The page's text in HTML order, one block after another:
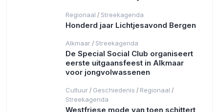
Regionaal / Streekagenda
Honderd jaar Lichtjesavond Bergen
Alkmaar / Streekagenda
De Special Social Club organiseert
eerste uitgaansfeest in Alkmaar
voor jongvolwassenen
Cultuur / Geschiedenis / Regionaal /
Streekagenda
Westfriese mode van toen schittert